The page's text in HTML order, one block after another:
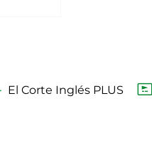
El Corte Inglés PLUS